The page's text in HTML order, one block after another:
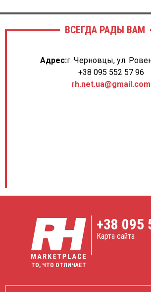
ВСЕГДА РАДЫ ВАМ
Адрес:г. Черновцы, ул.
+38 095 552 57 96
rh.net.ua@gmail.com
ТО, ЧТО ОТЛИЧАЕТ
+38 095
Карта сайта